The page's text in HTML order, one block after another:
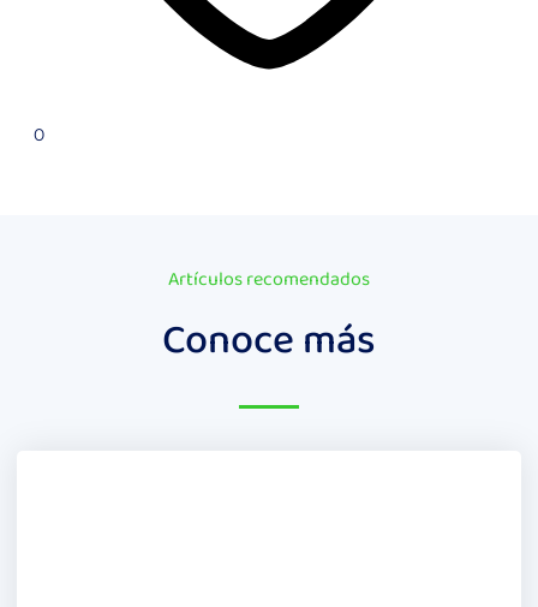
0
Artículos recomendados
Conoce más